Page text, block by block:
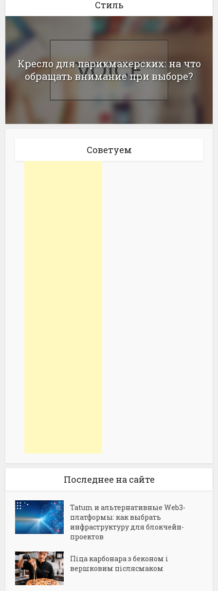
Стиль
Кресло для парикмахерских: на что
обращать внимание при выборе?
Советуем
Последнее на сайте
Tatum и альтернативные Web3-
платформы: как выбрать
инфраструктуру для блокчейн-
проектов
Піца карбонара з беконом і
вершковим післясмаком